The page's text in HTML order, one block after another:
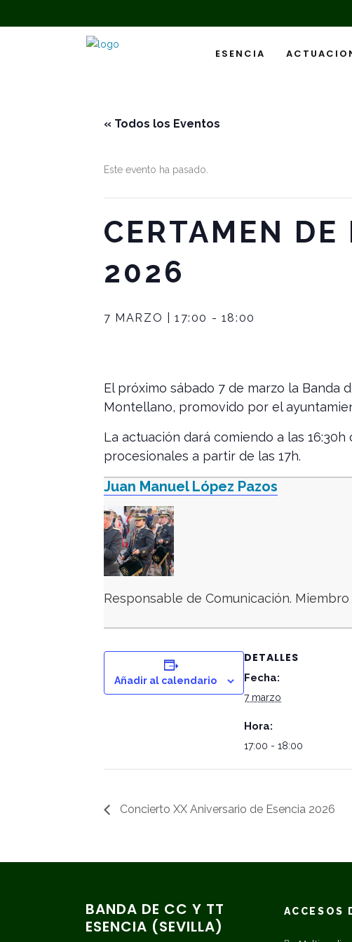
ESENCIA
« Todos los Eventos
Este evento ha pasado.
CERTAMEN
2026
7 MARZO | 17:00 - 18:00
El próximo sábado 7 de marzo la Banda
Montellano, promovido por el
La actuación dará comiendo a las
procesionales a partir de las 17h.
Juan Manuel López Pazos
Responsable de Comunicación.
Añadir al calendario
DETALLES
Fecha:
7 marzo
Hora:
17:00 - 18:00
Concierto XX Aniversario de Esencia 2026
BANDA DE CC Y TT
ESENCIA (SEVILLA)
ACCESOS